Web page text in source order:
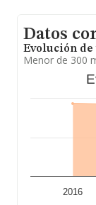
Datos
Evolución de
Menor de 300
2016